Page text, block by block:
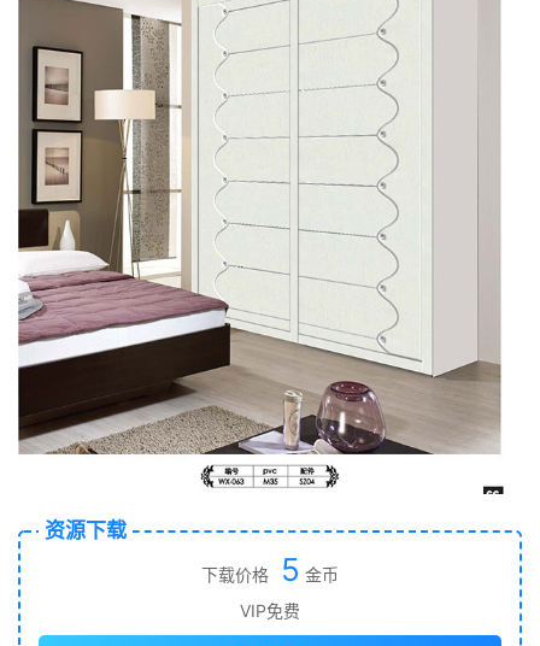
资源下载
下载价格 5 金币
VIP免费